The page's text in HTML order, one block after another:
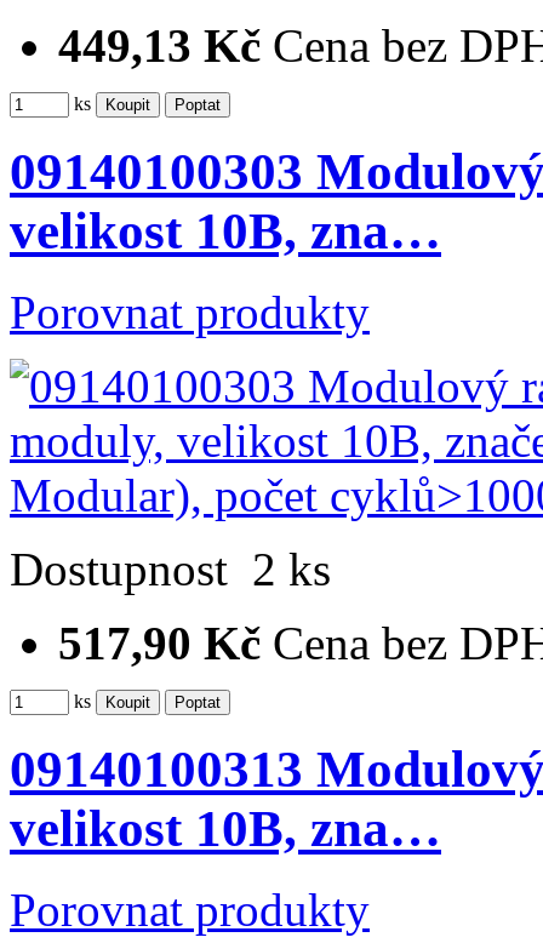
449,13 Kč Cena bez
ks
09140100303
velikost 10B, zna…
Porovnat produkty
Dostupnost 2 ks
517,90 Kč Cena bez
ks
09140100313
velikost 10B, zna…
Porovnat produkty